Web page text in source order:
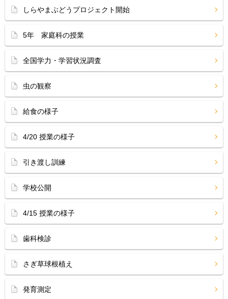
しらやまぶどうプロジェクト開始
5年 家庭科の授業
全国学力・学習状況調査
虫の観察
給食の様子
4/20 授業の様子
引き渡し訓練
学校公開
4/15 授業の様子
歯科検診
さぎ草球根植え
発育測定